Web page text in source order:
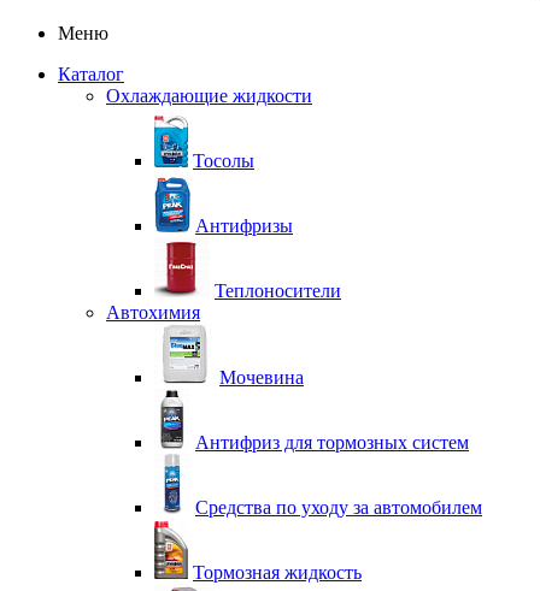
Меню
Каталог
Охлаждающие жидкости
Тосолы
Антифризы
Теплоносители
Автохимия
Мочевина
Антифриз для тормозных систем
Средства по уходу за автомобилем
Тормозная жидкость